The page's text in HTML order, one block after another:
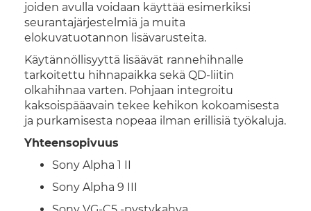
joiden avulla voidaan käyttää esimerkiksi
seurantajärjestelmiä ja muita
elokuvatuotannon lisävarusteita.
Käytännöllisyyttä lisäävät rannehihnalle
tarkoitettu hihnapaikka sekä QD-liitin
olkahihnaa varten. Pohjaan integroitu
kaksoispääavain tekee kehikon kokoamisesta
ja purkamisesta nopeaa ilman erillisiä työkaluja.
Yhteensopivuus
Sony Alpha 1 II
Sony Alpha 9 III